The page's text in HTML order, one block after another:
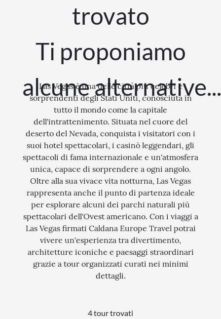
trovato
Ti proponiamo
alcune alternative...
Las Vegas è una delle città più celebri e
sorprendenti degli Stati Uniti, conosciuta in
tutto il mondo come la capitale
dell'intrattenimento. Situata nel cuore del
deserto del Nevada, conquista i visitatori con i
suoi hotel spettacolari, i casinò leggendari, gli
spettacoli di fama internazionale e un'atmosfera
unica, capace di sorprendere a ogni angolo.
Oltre alla sua vivace vita notturna, Las Vegas
rappresenta anche il punto di partenza ideale
per esplorare alcuni dei parchi naturali più
spettacolari dell'Ovest americano. Con i viaggi a
Las Vegas firmati Caldana Europe Travel potrai
vivere un'esperienza tra divertimento,
architetture iconiche e paesaggi straordinari
grazie a tour organizzati curati nei minimi
dettagli.
4 tour trovati
STORIA
EVENTI SPECIALI